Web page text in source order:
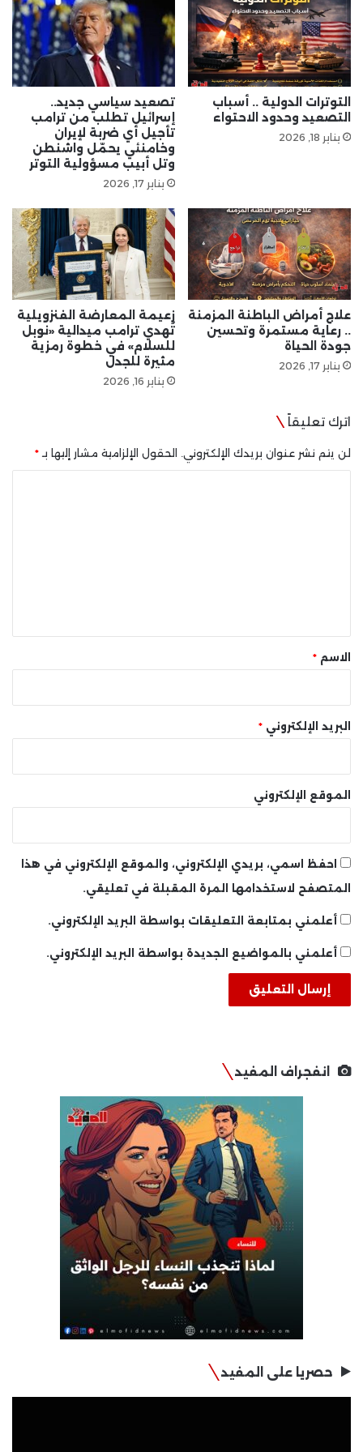
التوترات الدولية .. أسباب
التصعيد وحدود الاحتواء
يناير 18, 2026
تصعيد سياسي جديد..
إسرائيل تطلب من ترامب
تأجيل أي ضربة لإيران
وخامنئي يحمّل واشنطن
وتل أبيب مسؤولية التوتر
يناير 17, 2026
علاج أمراض الباطنة المزمنة
.. رعاية مستمرة وتحسين
جودة الحياة
يناير 17, 2026
زعيمة المعارضة الفنزويلية
تُهدي ترامب ميدالية «نوبل
للسلام» في خطوة رمزية
مثيرة للجدل
يناير 16, 2026
اترك تعليقاً
لن يتم نشر عنوان بريدك الإلكتروني. الحقول الإلزامية مشار إليها بـ *
* الاسم *
البريد الإلكتروني *
الموقع الإلكتروني
احفظ اسمي، بريدي الإلكتروني، والموقع الإلكتروني في هذا
المتصفح لاستخدامها المرة المقبلة في تعليقي.
أعلمني بمتابعة التعليقات بواسطة البريد الإلكتروني.
أعلمني بالمواضيع الجديدة بواسطة البريد الإلكتروني.
انفجراف المفيد
حصريا على المفيد